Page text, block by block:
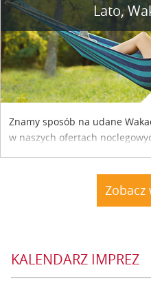
Lato,
Znamy sposób na udane
w naszych ofertach
Zobacz
KALENDARZ IMPREZ